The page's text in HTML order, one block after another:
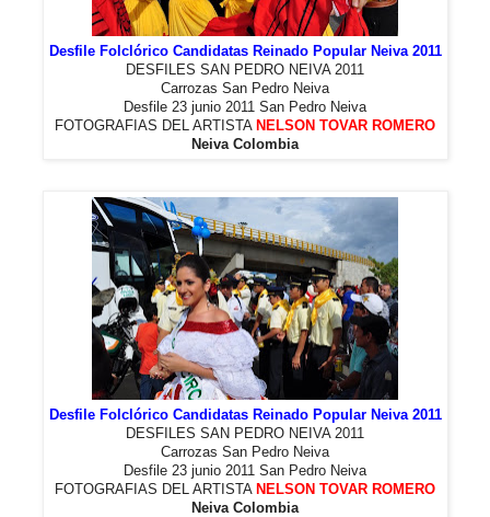
Desfile Folclórico Candidatas Reinado Popular Neiva 2011
DESFILES SAN PEDRO NEIVA 2011
Carrozas San Pedro Neiva
Desfile 23 junio 2011 San Pedro Neiva
FOTOGRAFIAS DEL ARTISTA NELSON TOVAR ROMERO
Neiva Colombia
Desfile Folclórico Candidatas Reinado Popular Neiva 2011
DESFILES SAN PEDRO NEIVA 2011
Carrozas San Pedro Neiva
Desfile 23 junio 2011 San Pedro Neiva
FOTOGRAFIAS DEL ARTISTA NELSON TOVAR ROMERO
Neiva Colombia